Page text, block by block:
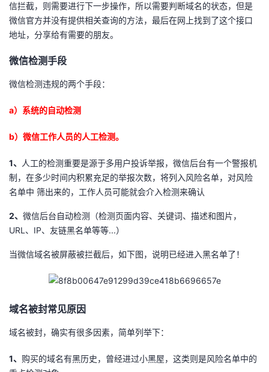
者
我
的
我
子
直
的
动
我
关
我
者
学
支
持
信拦截，则需要进行下一步操作，所以需要判断域名的状态，但是
微信官方并没有提供相关查询的方法，最后在网上找到了这个接口
地址，分享给有需要的朋友。
微信检测手段
微信检测违规的两个手段：
a）系统的自动检测
b）微信工作人员的人工检测。
1、
人工的检测重要是源于多用户投诉举报，微信后台有一个警报机
制，在多少时间内积累充足的举报次数，将列入风险名单，对风险
名单中 筛出来的，工作人员可能就会介入检测来确认
2、 微信后台自动检测（检测页面内容、关键词、描述和图片，
URL、IP、友链黑名单等等...）
当微信域名被屏蔽被拦截后，如下图，说明已经进入黑名单了！
域名被封常见原因
域名被封，确实有很多因素，简单列举下：
1、 购买的域名有黑历史，曾经进过小黑屋，这类则是风险名单中的